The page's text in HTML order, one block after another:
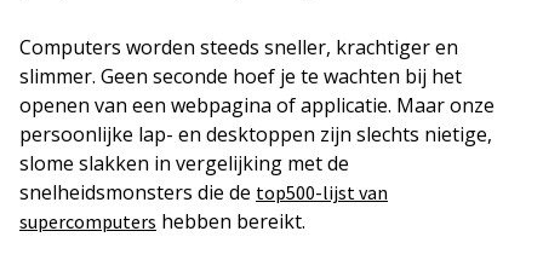
Computers worden steeds sneller, krachtiger en
slimmer. Geen seconde hoef je te wachten bij het
openen van een webpagina of applicatie. Maar onze
persoonlijke lap- en desktoppen zijn slechts nietige,
slome slakken in vergelijking met de
snelheidsmonsters die de top500-lijst van
supercomputers hebben bereikt.